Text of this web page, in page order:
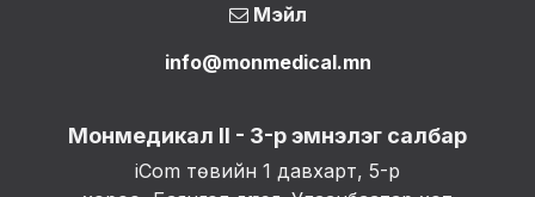
Мэйл
info@monmedical.mn
Монмедикал II - 3-р эмнэлэг салбар
iCom төвийн 1 давхарт, 5-р